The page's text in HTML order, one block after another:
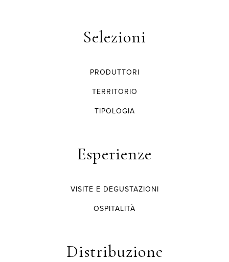
Selezioni
PRODUTTORI
TERRITORIO
TIPOLOGIA
Esperienze
VISITE E DEGUSTAZIONI
OSPITALITÀ
Distribuzione